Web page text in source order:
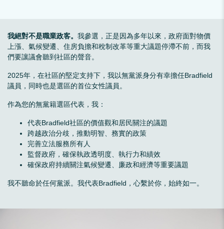
我絕對不是職業政客。 我參選，正是因為多年以來，政府面對物價
上漲、氣候變遷、住房負擔和稅制改革等重大議題停滯不前，而我
們要讓議會聽到社區的聲音。
2025年，在社區的堅定支持下，我以無黨派身分有幸擔任Bradfield
議員，同時也是選區的首位女性議員。
作為您的無黨籍選區代表，我：
代表Bradfield社區的價值觀和居民關注的議題
跨越政治分歧，推動明智、務實的政策
完善立法服務所有人
監督政府，確保執政透明度、執行力和績效
確保政府持續關注氣候變遷、廉政和經濟等重要議題
我不聽命於任何黨派。我代表Bradfield，心繫於你，始終如一。